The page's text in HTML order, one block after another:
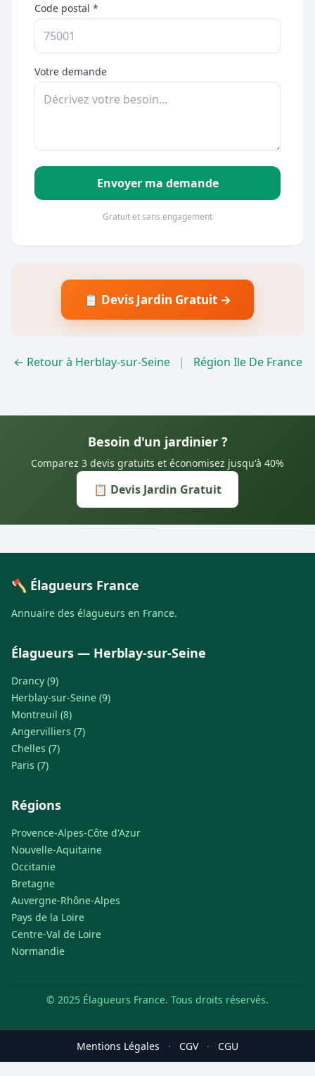
Code postal *
Votre demande
Envoyer ma demande
Gratuit et sans engagement
📋 Devis Jardin Gratuit →
← Retour à Herblay-sur-Seine | Région Ile De France
Besoin d'un jardinier ?
Comparez 3 devis gratuits et économisez jusqu'à 40%
📋 Devis Jardin Gratuit
🪓 Élagueurs France
Annuaire des élagueurs en France.
Élagueurs — Herblay-sur-Seine
Drancy (9)
Herblay-sur-Seine (9)
Montreuil (8)
Angervilliers (7)
Chelles (7)
Paris (7)
Régions
Provence-Alpes-Côte d'Azur
Nouvelle-Aquitaine
Occitanie
Bretagne
Auvergne-Rhône-Alpes
Pays de la Loire
Centre-Val de Loire
Normandie
© 2025 Élagueurs France. Tous droits réservés.
Mentions Légales · CGV · CGU